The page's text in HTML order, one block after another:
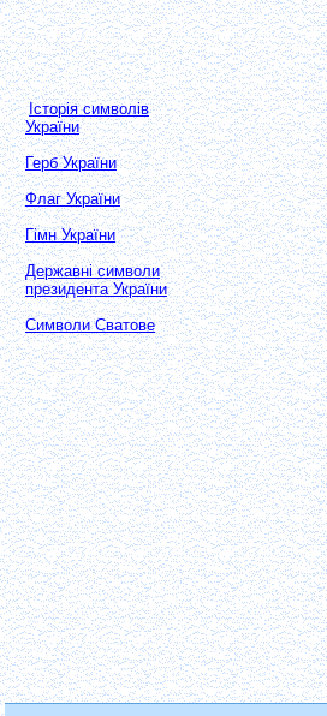
Історія символів
України
Герб України
Флаг України
Гімн України
Державні символи
президента України
Символи Сватове